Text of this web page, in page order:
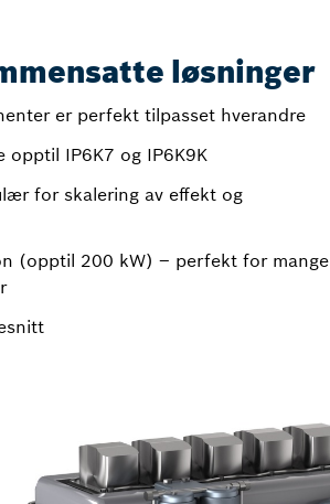
løsninger
er perfekt tilpasset hverandre
opptil IP6K7 og IP6K9K
for skalering av effekt og
(opptil 200 kW) – perfekt for mange